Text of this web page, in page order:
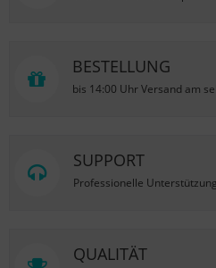
BESTELLUNG
bis 14:00 Uhr Versand am
SUPPORT
Professionelle
QUALITÄT